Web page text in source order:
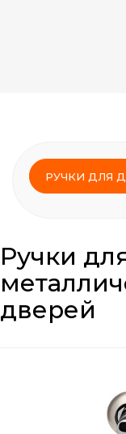
РУЧКИ ДЛЯ
Ручки
дверей